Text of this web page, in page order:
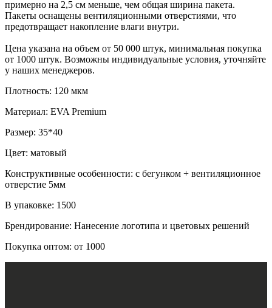
примерно на 2,5 см меньше, чем общая ширина пакета.
Пакеты оснащены вентиляционными отверстиями, что
предотвращает накопление влаги внутри.
Цена указана на объем от 50 000 штук, минимальная покупка
от 1000 штук. Возможны индивидуальные условия, уточняйте
у наших менеджеров.
Плотность: 120 мкм
Материал: EVA Premium
Размер: 35*40
Цвет: матовый
Конструктивные особенности: с бегунком + вентиляционное
отверстие 5мм
В упаковке: 1500
Брендирование: Нанесение логотипа и цветовых решений
Покупка оптом: от 1000